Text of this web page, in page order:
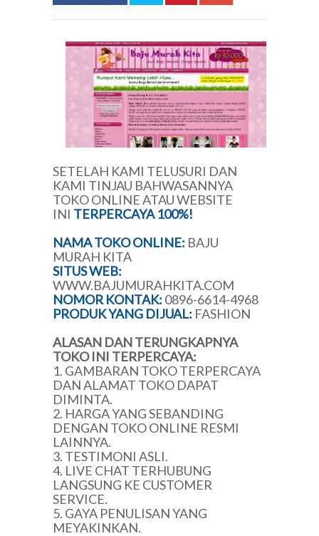
SETELAH KAMI TELUSURI DAN
KAMI TINJAU BAHWASANNYA
TOKO ONLINE ATAU WEBSITE
INI TERPERCAYA 100%!
NAMA TOKO ONLINE: BAJU
MURAH KITA
SITUS WEB:
WWW.BAJUMURAHKITA.COM
NOMOR KONTAK: 0896-6614-4968
PRODUK YANG DIJUAL: FASHION
ALASAN DAN TERUNGKAPNYA
TOKO INI TERPERCAYA:
1. GAMBARAN TOKO TERPERCAYA
DAN ALAMAT TOKO DAPAT
DIMINTA.
2. HARGA YANG SEBANDING
DENGAN TOKO ONLINE RESMI
LAINNYA.
3. TESTIMONI ASLI.
4. LIVE CHAT TERHUBUNG
LANGSUNG KE CUSTOMER
SERVICE.
5. GAYA PENULISAN YANG
MEYAKINKAN.